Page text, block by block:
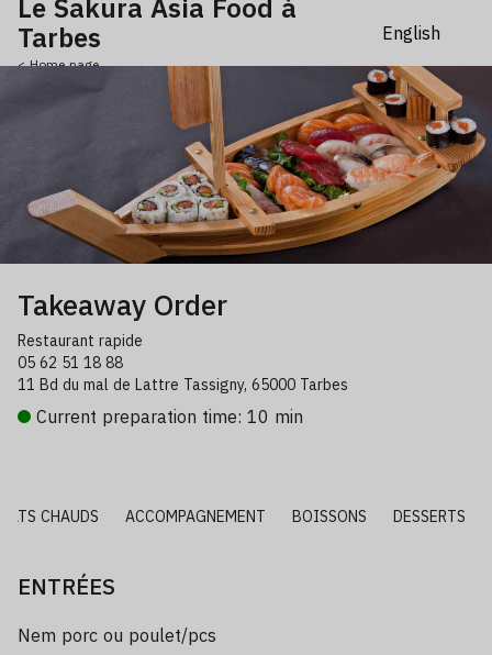
Le Sakura Asia Food à
Tarbes
< Home page
Takeaway Order
Restaurant rapide
05 62 51 18 88
11 Bd du mal de Lattre Tassigny, 65000 Tarbes
Current preparation time: 10 min
CHAUDS ACCOMPAGNEMENT BOISSONS DESSERTS
ENTRÉES
Nem porc ou poulet/pcs